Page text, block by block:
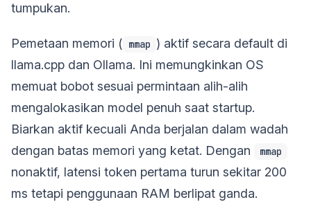
tumpukan.
Pemetaan memori ( mmap ) aktif secara default di
llama.cpp dan Ollama. Ini memungkinkan OS
memuat bobot sesuai permintaan alih-alih
mengalokasikan model penuh saat startup.
Biarkan aktif kecuali Anda berjalan dalam wadah
dengan batas memori yang ketat. Dengan
mmap
nonaktif, latensi token pertama turun sekitar 200
ms tetapi penggunaan RAM berlipat ganda.